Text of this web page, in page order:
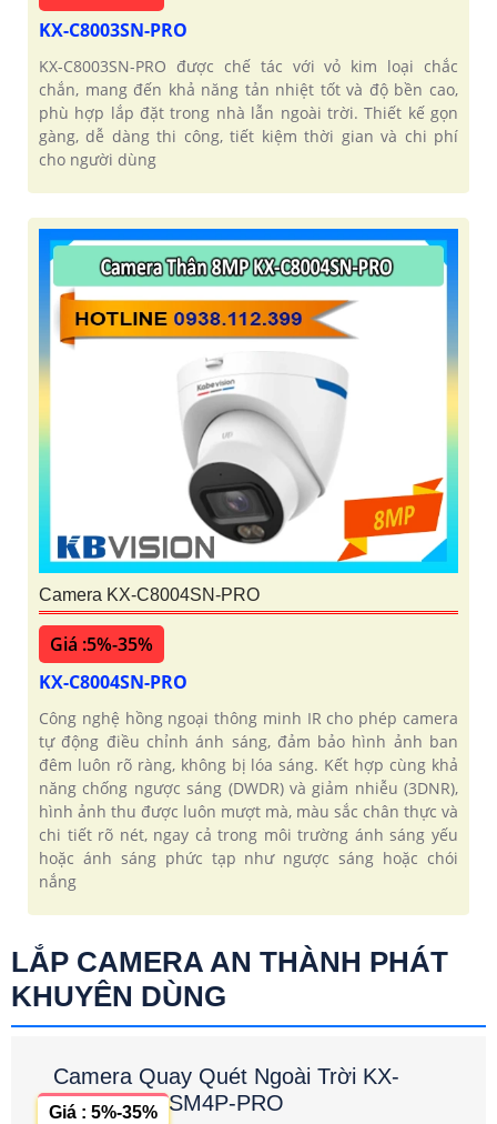
KX-C8003SN-PRO
KX-C8003SN-PRO được chế tác với vỏ kim loại chắc
chắn, mang đến khả năng tản nhiệt tốt và độ bền cao,
phù hợp lắp đặt trong nhà lẫn ngoài trời. Thiết kế gọn
gàng, dễ dàng thi công, tiết kiệm thời gian và chi phí
cho người dùng
Camera KX-C8004SN-PRO
Giá :5%-35%
KX-C8004SN-PRO
Công nghệ hồng ngoại thông minh IR cho phép camera
tự động điều chỉnh ánh sáng, đảm bảo hình ảnh ban
đêm luôn rõ ràng, không bị lóa sáng. Kết hợp cùng khả
năng chống ngược sáng (DWDR) và giảm nhiễu (3DNR),
hình ảnh thu được luôn mượt mà, màu sắc chân thực và
chi tiết rõ nét, ngay cả trong môi trường ánh sáng yếu
hoặc ánh sáng phức tạp như ngược sáng hoặc chói
nắng
LẮP CAMERA AN THÀNH PHÁT
KHUYÊN DÙNG
Camera Quay Quét Ngoài Trời KX-
SM4P-PRO
Giá : 5%-35%